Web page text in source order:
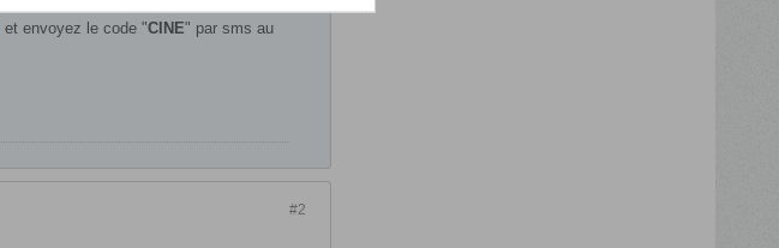
et envoyez le code "CINE" par sms au
#2